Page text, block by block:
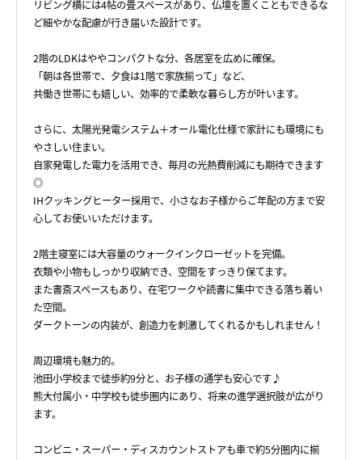
リビング横には4帖の畳スペースがあり、仏壇を置くこともできるな
ど細やかな配慮が行き届いた設計です。
2階のLDKはややコンパクトな分、各居室を広めに確保。
「朝は各世帯で、夕食は1階で家族揃って」など、
共働き世帯にも嬉しい、効率的で柔軟な暮らし方が叶います。
さらに、太陽光発電システム＋オール電化仕様で家計にも環境にも
やさしい住まい。
自家発電した電力を活用でき、毎月の光熱費削減にも期待できます
◎
IHクッキングヒーター採用で、小さなお子様からご年配の方まで安
心してお使いいただけます。
2階主寝室には大容量のウォークインクローゼットを完備。
衣類や小物もしっかり収納でき、空間をすっきり保てます。
また書斎スペースもあり、在宅ワークや読書に集中できる落ち着い
た空間。
ダークトーンの内装が、創造力を刺激してくれるかもしれません！
周辺環境も魅力的。
池田小学校まで徒歩約9分と、お子様の通学も安心です♪
熊大付属小・中学校も徒歩圏内にあり、将来の進学選択肢が広がり
ます。
コンビニ・スーパー・ディスカウントストアも車で約5分圏内に揃